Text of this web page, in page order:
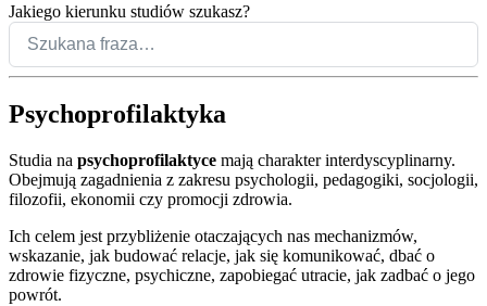
Jakiego kierunku studiów szukasz?
Psychoprofilaktyka
Studia na psychoprofilaktyce mają charakter interdyscyplinarny.
Obejmują zagadnienia z zakresu psychologii, pedagogiki, socjologii,
filozofii, ekonomii czy promocji zdrowia.
Ich celem jest przybliżenie otaczających nas mechanizmów,
wskazanie, jak budować relacje, jak się komunikować, dbać o
zdrowie fizyczne, psychiczne, zapobiegać utracie, jak zadbać o jego
powrót.